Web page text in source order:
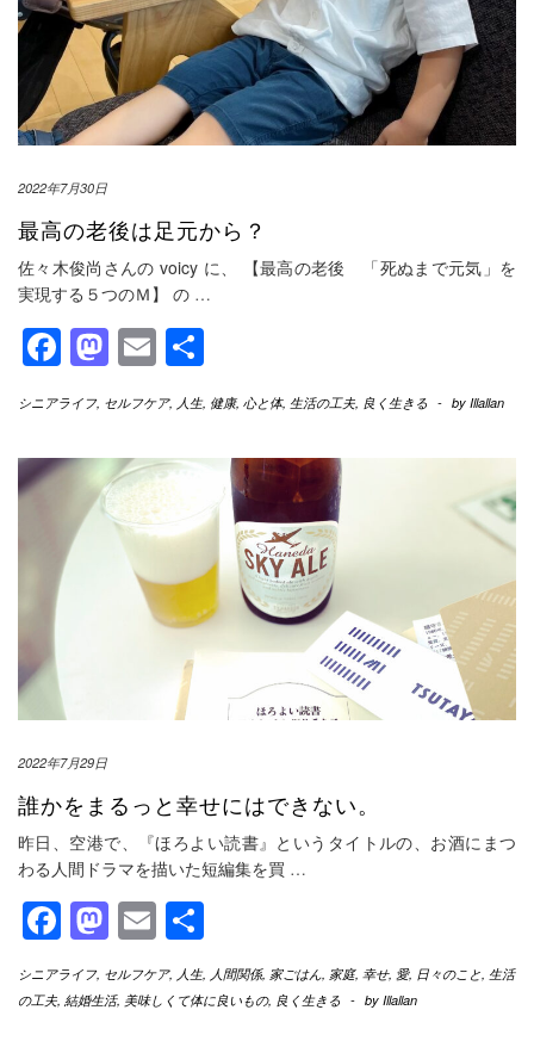
2022年7月30日
最高の老後は足元から？
佐々木俊尚さんの voicy に、 【最高の老後 「死ぬまで元気」を
実現する５つのＭ】 の …
Facebook
Mastodon
Email
有
シニアライフ, セルフケア, 人生, 健康, 心と体, 生活の工夫, 良く生きる - by Illallan
2022年7月29日
誰かをまるっと幸せにはできない。
昨日、空港で、『ほろよい読書』というタイトルの、お酒にまつ
わる人間ドラマを描いた短編集を買 …
Facebook
Mastodon
Email
有
シニアライフ, セルフケア, 人生, 人間関係, 家ごはん, 家庭, 幸せ, 愛, 日々のこと, 生活
の工夫, 結婚生活, 美味しくて体に良いもの, 良く生きる - by Illallan